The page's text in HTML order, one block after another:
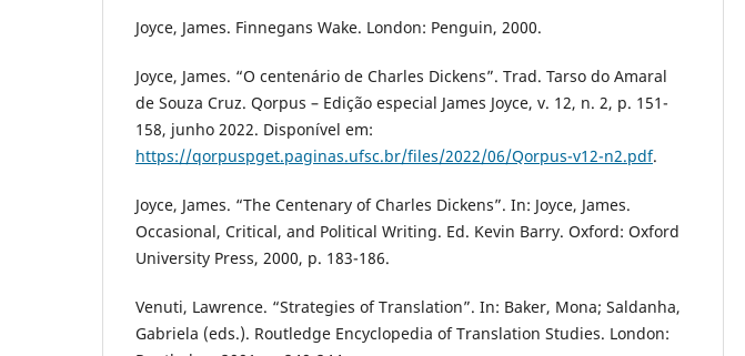
Joyce, James. Finnegans Wake. London: Penguin, 2000.
Joyce, James. “O centenário de Charles Dickens”. Trad. Tarso do Amaral
de Souza Cruz. Qorpus – Edição especial James Joyce, v. 12, n. 2, p. 151-
158, junho 2022. Disponível em:
https://qorpuspget.paginas.ufsc.br/files/2022/06/Qorpus-v12-n2.pdf.
Joyce, James. “The Centenary of Charles Dickens”. In: Joyce, James.
Occasional, Critical, and Political Writing. Ed. Kevin Barry. Oxford: Oxford
University Press, 2000, p. 183-186.
Venuti, Lawrence. “Strategies of Translation”. In: Baker, Mona; Saldanha,
Gabriela (eds.). Routledge Encyclopedia of Translation Studies. London: